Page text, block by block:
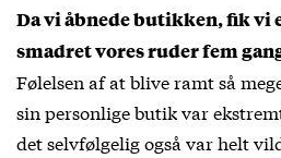
Da vi åbnede butikken, fik vi
smadret vores ruder fem
Følelsen af at blive ramt så
sin personlige butik var
det selvfølgelig også var helt